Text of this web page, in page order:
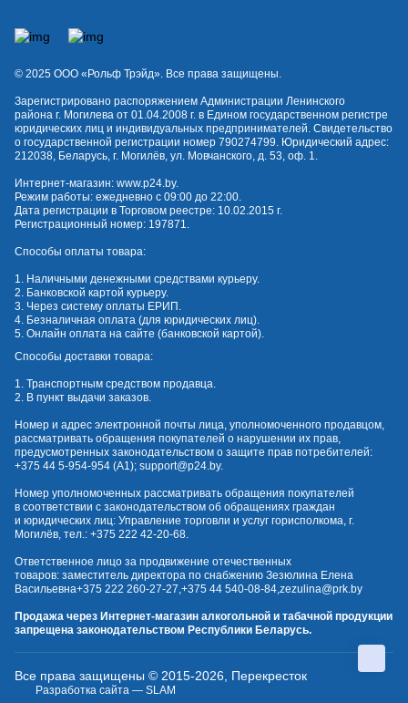
© 2025 OOO «Рольф Трэйд». Все права защищены.
Зарегистрировано распоряжением Администрации Ленинского
района г. Могилева от 01.04.2008 г. в Едином государственном регистре
юридических лиц и индивидуальных предпринимателей. Свидетельство
о государственной регистрации номер 790274799. Юридический адрес:
212038, Беларусь, г. Могилёв, ул. Мовчанского, д. 53, оф. 1.
Интернет-магазин: www.p24.by.
Режим работы: ежедневно с 09:00 до 22:00.
Дата регистрации в Торговом реестре: 10.02.2015 г.
Регистрационный номер: 197871.
Способы оплаты товара:
1. Наличными денежными средствами курьеру.
2. Банковской картой курьеру.
3. Через систему оплаты ЕРИП.
4. Безналичная оплата (для юридических лиц).
5. Онлайн оплата на сайте (банковской картой).
Способы доставки товара:
1. Транспортным средством продавца.
2. В пункт выдачи заказов.
Номер и адрес электронной почты лица, уполномоченного продавцом,
рассматривать обращения покупателей о нарушении их прав,
предусмотренных законодательством о защите прав потребителей:
+375 44 5-954-954 (А1); support@p24.by.
Номер уполномоченных рассматривать обращения покупателей
в соответствии с законодательством об обращениях граждан
и юридических лиц: Управление торговли и услуг горисполкома, г.
Могилёв, тел.: +375 222 42-20-68.
Ответственное лицо за продвижение отечественных
товаров: заместитель директора по снабжению Зезюлина Елена
Васильевна+375 222 260-27-27,+375 44 540-08-84,zezulina@prk.by
Продажа через Интернет-магазин алкогольной и табачной продукции
запрещена законодательством Республики Беларусь.
Все права защищены © 2015-2026, Перекресток
Разработка сайта — SLAM